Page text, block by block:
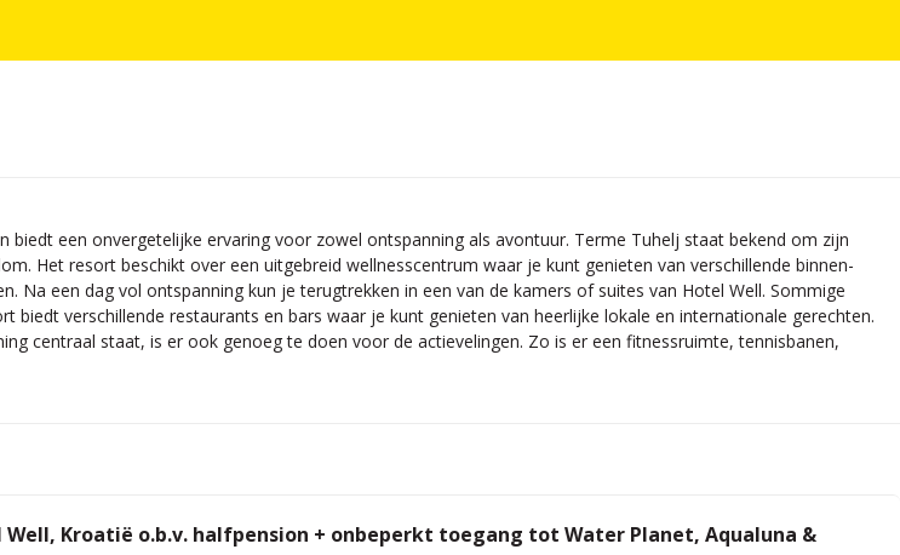
een onvergetelijke ervaring voor zowel ontspanning als avontuur. Terme Tuhelj staat bekend om zijn
Het resort beschikt over een uitgebreid wellnesscentrum waar je kunt genieten van verschillende binnen-
Na een dag vol ontspanning kun je terugtrekken in een van de kamers of suites van Hotel Well. Sommige
verschillende restaurants en bars waar je kunt genieten van heerlijke lokale en internationale gerechten.
centraal staat, is er ook genoeg te doen voor de actievelingen. Zo is er een fitnessruimte, tennisbanen,
Kroatië o.b.v. halfpension + onbeperkt toegang tot Water Planet, Aqualuna &